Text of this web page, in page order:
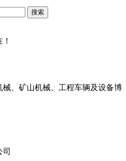
搜索
、矿山机械、工程车辆及设备博